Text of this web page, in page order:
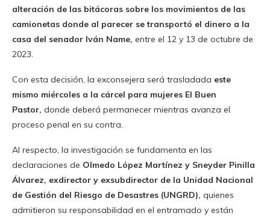
alteración de las bitácoras sobre los movimientos de las
camionetas donde al parecer se transportó el dinero a la
casa del senador Iván Name, entre el 12 y 13 de octubre de
2023.
Con esta decisión, la exconsejera será trasladada este
mismo miércoles a la cárcel para mujeres El Buen
Pastor, donde deberá permanecer mientras avanza el
proceso penal en su contra.
Al respecto, la investigación se fundamenta en las
declaraciones de Olmedo López Martínez y Sneyder Pinilla
Álvarez, exdirector y exsubdirector de la Unidad Nacional
de Gestión del Riesgo de Desastres (UNGRD), quienes
admitieron su responsabilidad en el entramado y están